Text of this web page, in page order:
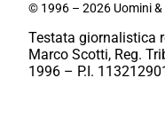
© 1996 – 2026 Uomini
Testata giornalistica
Marco Scotti, Reg.
1996 – P.I.